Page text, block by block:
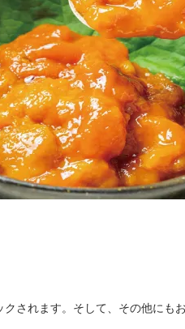
されます。そして、その他に